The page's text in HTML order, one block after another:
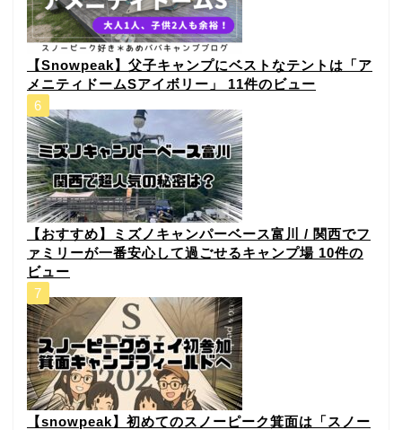
【Snowpeak】父子キャンプにベストなテントは「ア
メニティドームSアイボリー」 11件のビュー
【おすすめ】ミズノキャンパーベース富川 / 関西でフ
ァミリーが一番安心して過ごせるキャンプ場 10件の
ビュー
【snowpeak】初めてのスノーピーク箕面は「スノー